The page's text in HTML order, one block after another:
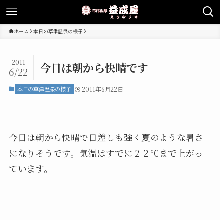
ホーム 本日の草津温泉の様子
今日は朝から快晴です
2011
6/22
本日の草津温泉の様子 2011年6月22日
今日は朝から快晴で日差しも強く夏のような暑さ
になりそうです。気温はすでに２２℃まで上がっ
ています。